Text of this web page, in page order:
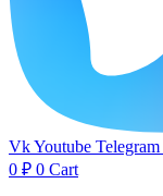
VkYoutube Telegram
0 ₽ 0 Cart